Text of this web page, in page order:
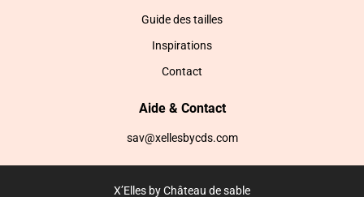
Guide des tailles
Inspirations
Contact
Aide & Contact
sav@xellesbycds.com
X’Elles by Château de sable